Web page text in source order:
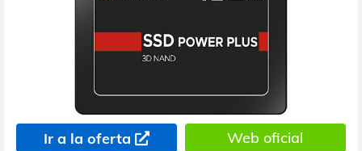
Ir a la oferta Web oficial